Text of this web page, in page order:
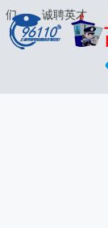
们
诚聘英才